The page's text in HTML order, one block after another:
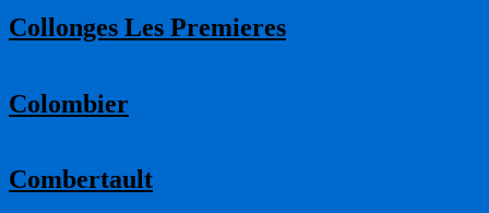
Collonges Les Premieres
Colombier
Combertault